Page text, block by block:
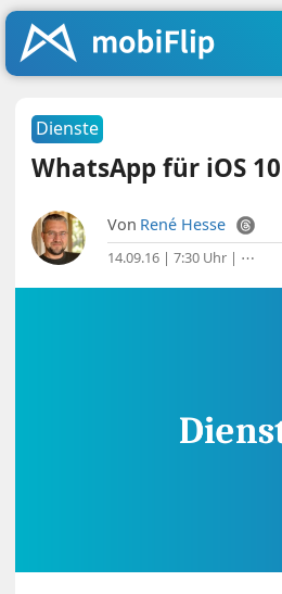
Dienste
WhatsApp für iOS
Von René Hesse
14.09.16 | 7:30 Uhr | ⋯